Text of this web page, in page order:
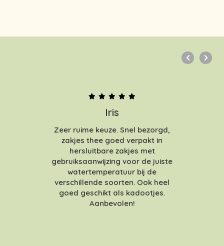
Iris
Zeer ruime keuze. Snel bezorgd,
zakjes thee goed verpakt in
hersluitbare zakjes met
gebruiksaanwijzing voor de juiste
watertemperatuur bij de
verschillende soorten. Ook heel
goed geschikt als kadootjes.
Aanbevolen!